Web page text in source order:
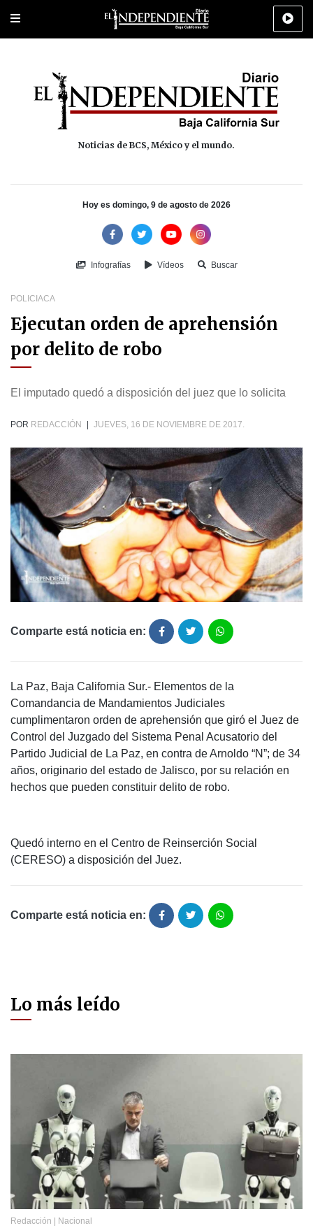
Portada Los Cabos Policiaca Deportes Cultura
Noticias de BCS, México y el mundo.
Hoy es domingo, 9 de agosto de 2026
Infografías Vídeos Buscar
POLICIACA
Ejecutan orden de aprehensión
por delito de robo
El imputado quedó a disposición del juez que lo solicita
POR REDACCIÓN JUEVES, 16 DE NOVIEMBRE DE 2017.
Comparte está noticia en:
La Paz, Baja California Sur.- Elementos de la
Comandancia de Mandamientos Judiciales
cumplimentaron orden de aprehensión que giró el Juez de
Control del Juzgado del Sistema Penal Acusatorio del
Partido Judicial de La Paz, en contra de Arnoldo “N”; de 34
años, originario del estado de Jalisco, por su relación en
hechos que pueden constituir delito de robo.
Quedó interno en el Centro de Reinserción Social
(CERESO) a disposición del Juez.
Comparte está noticia en:
Lo más leído
Redacción | Nacional